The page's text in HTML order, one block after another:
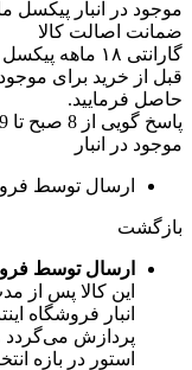
موجود در انبار پیکسل
ضمانت اصالت کالا
گارانتی ۱۸ ماهه پیکسل مارکت
حاصل فرمایید.
پاسخ گویی از 8 صبح تا 9 شب
موجود در انبار
ارسال توسط
بازگشت
ارسال توسط
این کالا پس
انبار فروشگاه
پردازش می‌گردد
استور در بازه